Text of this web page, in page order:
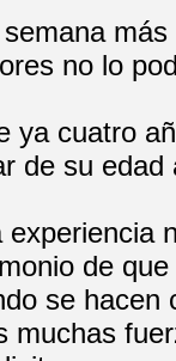
a los fatuos.
no lo
ya cuatro
de su edad
experiencia
de
se hacen
muchas